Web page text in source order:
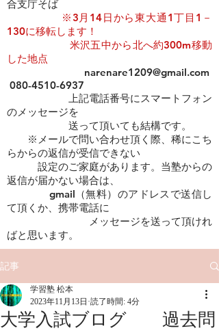
合支庁そば
※3月14日から東大通1丁目1－
130に移転します！
米沢五中から北へ約300m移動
した地点
narenare1209@gmail.com
080-4510-6937
上記電話番号にスマートフォン
のメッセージを
​ 送って頂いても結構です。
※メールで問い合わせ頂く際、稀にこち
らからの返信が受信できない
設定のご家庭があります。当塾からの
返信が届かない場合は、
gmail（無料）のアドレスで送信し
て頂くか、携帯電話に
メッセージを送って頂けれ
ばと思います。
記事
大学入試ブログ 過去問
学習塾 松本
2023年11月13日 読了時間: 4分